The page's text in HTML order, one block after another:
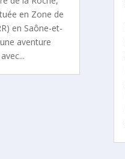
en Zone de
en Saône-et-
aventure